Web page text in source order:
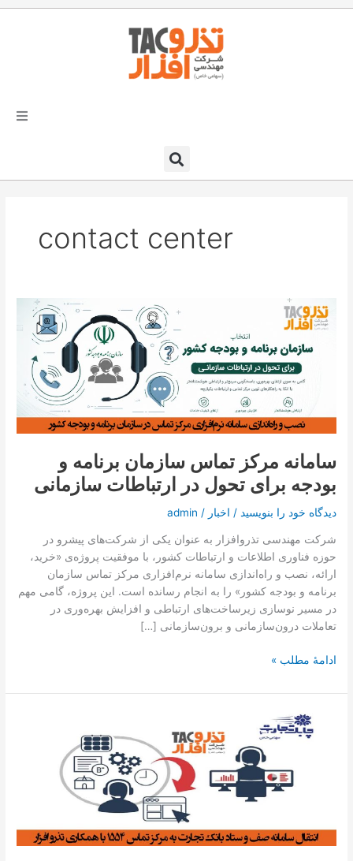
رفتن
راهکارهای تذروافزار در صنایع
دعوت به همکاری
تماس با ما
درخواست دمو
contact center
سامانه مرکز تماس سازمان برنامه و
بودجه برای تحول در ارتباطات سازمانی
دیدگاه‌ خود را بنویسید / اخبار /
admin
شرکت مهندسی تذروافزار به عنوان یکی از شرکت‌های پیشرو در
حوزه فناوری اطلاعات و ارتباطات کشور، با موفقیت پروژه‌ی «خرید،
ارائه، نصب و راه‌اندازی سامانه نرم‌افزاری مرکز تماس سازمان
برنامه و بودجه کشور» را به انجام رسانده است. این پروژه، گامی مهم
در مسیر نوسازی زیرساخت‌های ارتباطی و افزایش بهره‌وری در
تعاملات درون‌سازمانی و برون‌سازمانی […]
سامانه
مرکز
در
سازمانی
ادامۀ مطلب »
انتقال
سامانه